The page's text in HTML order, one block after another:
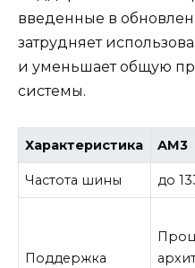
введенные в
затрудняет
и уменьшает общую
системы.
Характеристика AM3
Частота шины до
Поддержка